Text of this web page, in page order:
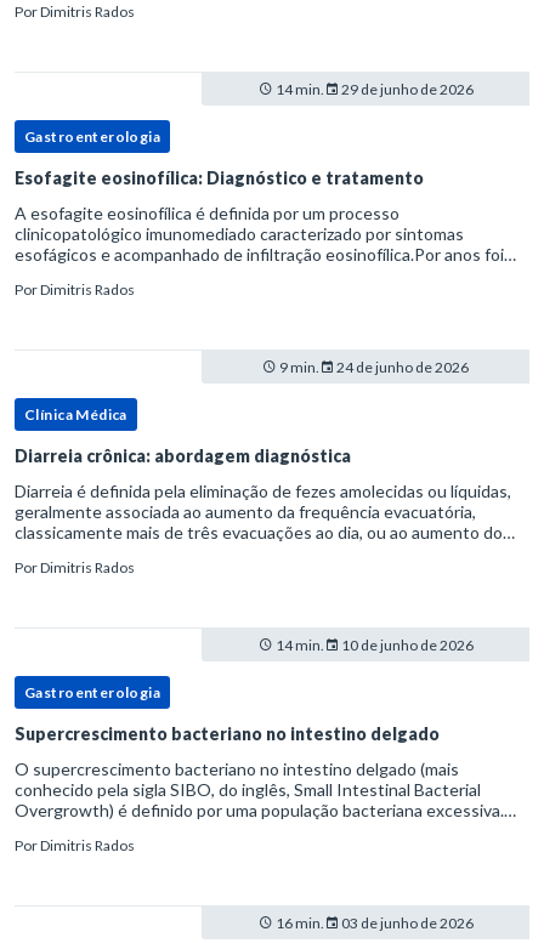
PorDimitris Rados
14 min. 29 de junho de 2026
Gastroenterologia
Esofagite eosinofílica: Diagnóstico e tratamento
A esofagite eosinofílica é definida por um processo
clinicopatológico imunomediado caracterizado por sintomas
esofágicos e acompanhado de infiltração eosinofílica.Por anos foi
refluxo gastr
PorDimitris Rados
9 min. 24 de junho de 2026
Clínica Médica
Diarreia crônica: abordagem diagnóstica
Diarreia é definida pela eliminação de fezes amolecidas ou líquidas,
geralmente associada ao aumento da frequência evacuatória,
classicamente mais de três evacuações ao dia, ou ao aumento do
PorDimitris Rados
14 min. 10 de junho de 2026
Gastroenterologia
Supercrescimento bacteriano no intestino delgado
O supercrescimento bacteriano no intestino delgado (mais
conhecido pela sigla SIBO, do inglês, Small Intestinal Bacterial
Overgrowth) é definido por uma população bacteriana excessiva.
PorDimitris Rados
16 min. 03 de junho de 2026